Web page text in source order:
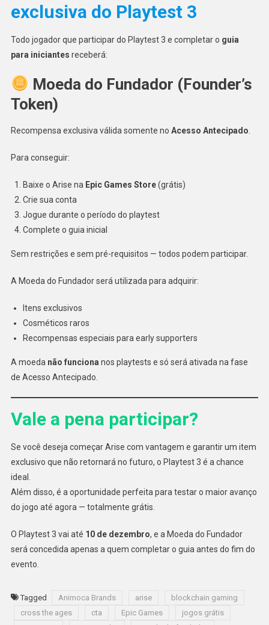
exclusiva do Playtest 3
Todo jogador que participar do Playtest 3 e completar o guia
para iniciantes receberá:
Moeda do Fundador (Founder’s
Token)
Recompensa exclusiva válida somente no Acesso Antecipado
Para conseguir:
Baixe o Arise na Epic Games Store(grátis)
Crie sua conta
Jogue durante o período do playtest
Complete o guia inicial
Sem restrições e sem pré-requisitos — todos podem participar.
A Moeda do Fundador será utilizada para adquirir:
Itens exclusivos
Cosméticos raros
Recompensas especiais para early supporters
A moeda não funciona nos playtests e só será ativada na fase
de Acesso Antecipado.
Vale a pena participar?
Se você deseja começar Arise com vantagem e garantir um item
exclusivo que não retornará no futuro, o Playtest 3 é a chance
ideal.
Além disso, é a oportunidade perfeita para testar o maior avanço
do jogo até agora — totalmente grátis.
O Playtest 3 vai até 10 de dezembro, e a Moeda do Fundador
será concedida apenas a quem completar o guia antes do fim do
evento.
Tagged Animoca Brands arise
blockchain gaming
cross the ages
cta Epic Games
jogos grátis